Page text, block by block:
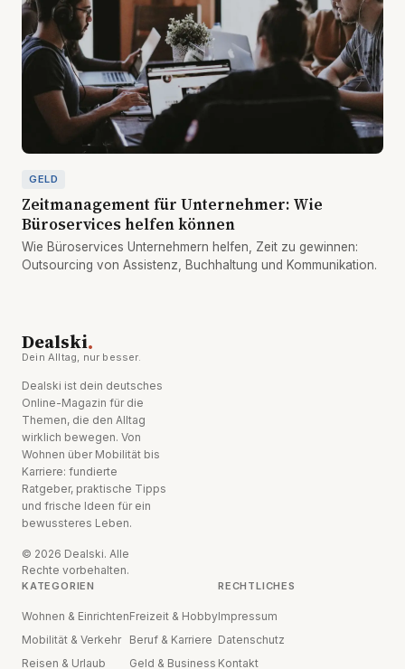
GELD
Zeitmanagement für Unternehmer: Wie
Büroservices helfen können
Wie Büroservices Unternehmern helfen, Zeit zu gewinnen:
Outsourcing von Assistenz, Buchhaltung und Kommunikation.
Dealski.
Dein Alltag, nur besser.
Dealski ist dein deutsches
Online-Magazin für die
Themen, die den Alltag
wirklich bewegen. Von
Wohnen über Mobilität bis
Karriere: fundierte
Ratgeber, praktische Tipps
und frische Ideen für ein
bewussteres Leben.
© 2026 Dealski. Alle
Rechte vorbehalten.
KATEGORIEN
Wohnen & Einrichten
Mobilität & Verkehr
Reisen & Urlaub
Freizeit & Hobby
Beruf & Karriere
Geld & Business
RECHTLICHES
Impressum
Datenschutz
Kontakt